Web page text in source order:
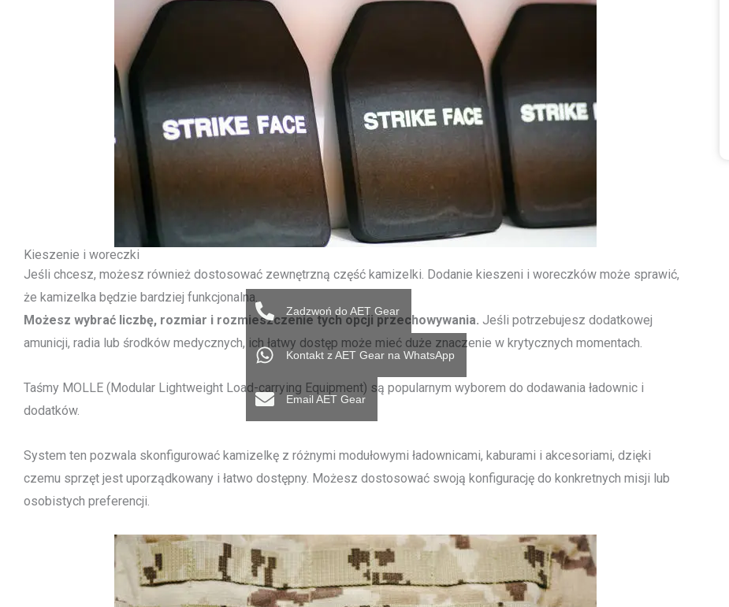
Kieszenie i woreczki
Jeśli chcesz, możesz również dostosować zewnętrzną część kamizelki. Dodanie kieszeni i woreczków może sprawić,
że kamizelka będzie bardziej funkcjonalna.
Możesz wybrać liczbę, rozmiar i rozmieszczenie tych opcji przechowywania. Jeśli potrzebujesz dodatkowej
amunicji, radia lub środków medycznych, ich łatwy dostęp może mieć duże znaczenie w krytycznych momentach.
Taśmy MOLLE (Modular Lightweight Load-carrying Equipment) są popularnym wyborem do dodawania ładownic i
dodatków.
System ten pozwala skonfigurować kamizelkę z różnymi modułowymi ładownicami, kaburami i akcesoriami, dzięki
czemu sprzęt jest uporządkowany i łatwo dostępny. Możesz dostosować swoją konfigurację do konkretnych misji lub
osobistych preferencji.
Zadzwoń do AET Gear
Kontakt z AET Gear na WhatsApp
Email AET Gear